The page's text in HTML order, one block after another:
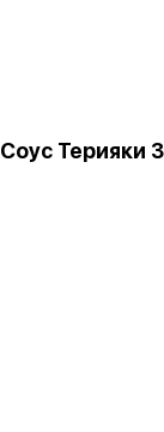
Соус Терияки